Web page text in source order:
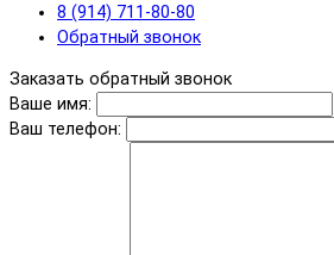
8 (914) 711-80-80
Обратный звонок
Заказать обратный звонок
Ваше имя:
Ваш телефон: